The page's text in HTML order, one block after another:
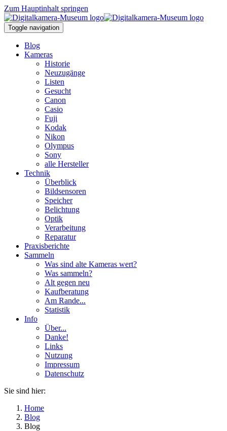
Zum Hauptinhalt springen
Toggle navigation
Blog
Kameras
Historie
Neuzugänge
Listen
Gesucht
Canon
Casio
Fuji
Kodak
Nikon
Olympus
Sony
alle Hersteller
Technik
Überblick
Bildsensoren
Speicher
Belichtung
Optik
Verarbeitung
Reparatur
Praxisberichte
Sammeln
Was sind alte Kameras wert?
Was sammeln?
Alt gegen neu
Kaufberatung
Am Rande...
Statistik
Info
Über...
Danke!
Links
Nutzung
Impressum
Datenschutz
Sie sind hier:
Home
Blog
Blog